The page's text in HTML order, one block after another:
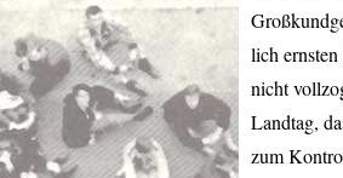
lich
nicht
Landtag,
zum